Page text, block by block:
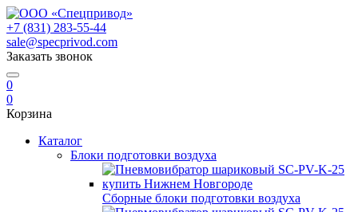
+7 (831) 283-55-44
sale@specprivod.com
Заказать звонок
0
0
Корзина
Каталог
Блоки подготовки воздуха
Сборные блоки подготовки воздуха